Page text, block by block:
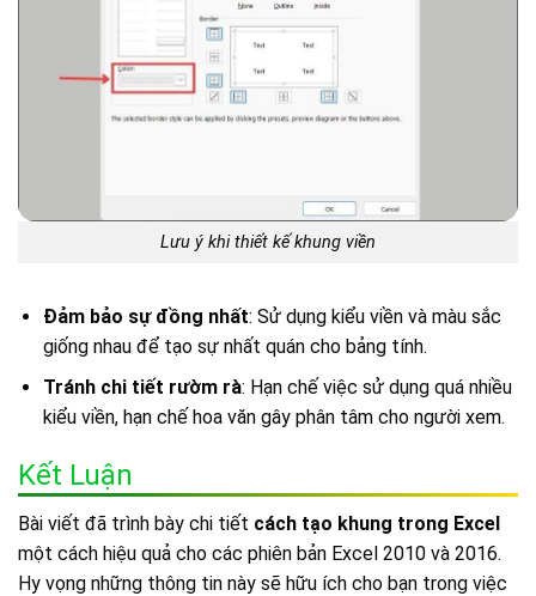
Lưu ý khi thiết kế khung viền
Đảm bảo sự đồng nhất: Sử dụng kiểu viền và màu sắc
giống nhau để tạo sự nhất quán cho bảng tính.
Tránh chi tiết rườm rà: Hạn chế việc sử dụng quá nhiều
kiểu viền, hạn chế hoa văn gây phân tâm cho người xem.
Kết Luận
Bài viết đã trình bày chi tiết cách tạo khung trong Excel
một cách hiệu quả cho các phiên bản Excel 2010 và 2016.
Hy vọng những thông tin này sẽ hữu ích cho bạn trong việc